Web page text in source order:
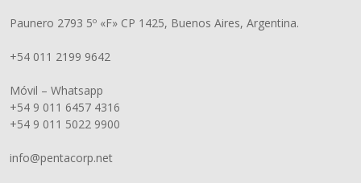
Paunero 2793 5º «F» CP 1425, Buenos Aires, Argentina.
+54 011 2199 9642
Móvil – Whatsapp
+54 9 011 6457 4316
+54 9 011 5022 9900
info@pentacorp.net